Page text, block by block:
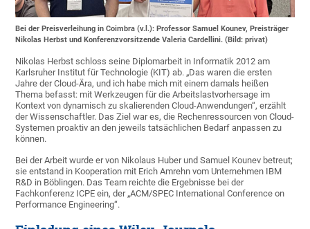
Bei der Preisverleihung in Coimbra (v.l.): Professor Samuel Kounev, Preisträger
Nikolas Herbst und Konferenzvorsitzende Valeria Cardellini. (Bild: privat)
Nikolas Herbst schloss seine Diplomarbeit in Informatik 2012 am
Karlsruher Institut für Technologie (KIT) ab. „Das waren die ersten
Jahre der Cloud-Ära, und ich habe mich mit einem damals heißen
Thema befasst: mit Werkzeugen für die Arbeitslastvorhersage im
Kontext von dynamisch zu skalierenden Cloud-Anwendungen“, erzählt
der Wissenschaftler. Das Ziel war es, die Rechenressourcen von Cloud-
Systemen proaktiv an den jeweils tatsächlichen Bedarf anpassen zu
können.
Bei der Arbeit wurde er von Nikolaus Huber und Samuel Kounev betreut;
sie entstand in Kooperation mit Erich Amrehn vom Unternehmen IBM
R&D in Böblingen. Das Team reichte die Ergebnisse bei der
Fachkonferenz ICPE ein, der „ACM/SPEC International Conference on
Performance Engineering“.